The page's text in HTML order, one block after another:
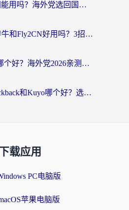
Proton VPN中国能用吗？海外党选回国加速器的避坑指南（附番茄加速器实测）
海外党必看：斧牛和Fly2CN好用吗？3招教你选对回国加速器（附免费试用攻略）
斧牛和OurPlay哪个好？海外党2026亲测：选对加速器，国内资源秒加载
海外党纠结Quickback和Kuyo哪个好？选对回国加速器才能无缝刷国内资源
下载应用
PC电脑版
苹果电脑版